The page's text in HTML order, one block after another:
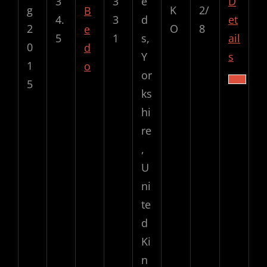
g
2
0
1
5
4.
5
B
e
d
o
3
1
d
s,
Y
or
ks
hi
re
,
U
ni
te
d
Ki
n
K
O
2/
8
et
ail
s